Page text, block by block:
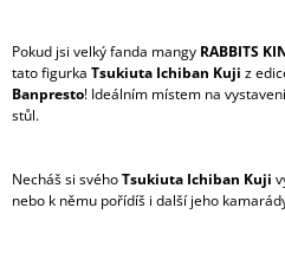
Pokud jsi velký fanda mangy RABBITS
tato figurka Tsukiuta Ichiban Kuji z
Banpresto! Ideálním místem na
stůl.
Necháš si svéhoTsukiuta Ichiban Kuji
nebo k němu pořídíš i další jeho